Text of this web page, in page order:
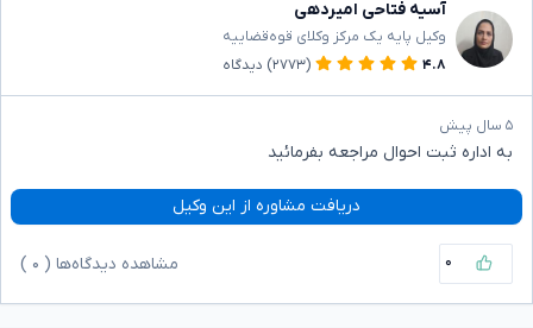
آسیه فتاحی امیردهی
وکیل پایه یک مرکز وکلای قوه‌قضاییه
۴.۸
(۲۷۷۳) دیدگاه
۵ سال پیش
به اداره ثبت احوال مراجعه بفرمائید
دریافت مشاوره از این وکیل
۰ مشاهده دیدگاه‌ها ( ۰